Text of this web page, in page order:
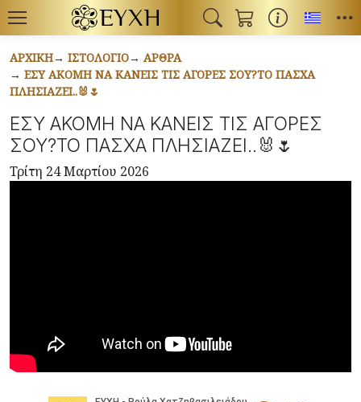
ΑΡΧΙΚΉ ΙΣΤΟΛΌΓΙΟ
ΆΡΘΡΑ
ΕΣΥ ΑΚΟΜΗ ΝΑ ΚΑΝΕΙΣ ΤΙΣ ΑΓΟΡΕΣ ΣΟΥ?ΤΟ ΠΑΣΧΑ
ΠΛΗΣΙΑΖΕΙ..🐰🌷
ΕΣΥ ΑΚΟΜΗ ΝΑ ΚΑΝΕΙΣ ΤΙΣ ΑΓΟΡΕΣ
ΣΟΥ?ΤΟ ΠΑΣΧΑ ΠΛΗΣΙΑΖΕΙ..🐰🌷
Τρίτη 24 Μαρτίου 2026